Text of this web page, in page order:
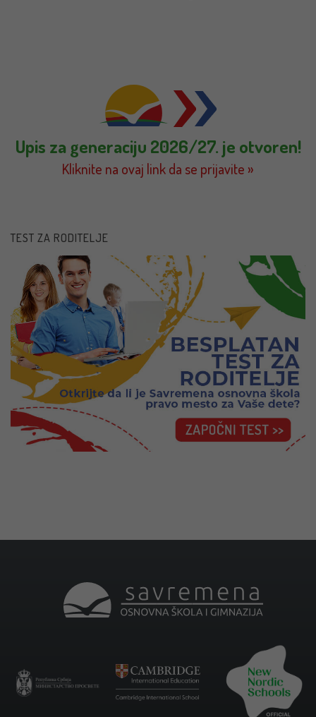
TEST ZA RODITELJE
Upis za generaciju 2026/27. je otvoren!
Kliknite na ovaj link da se prijavite »